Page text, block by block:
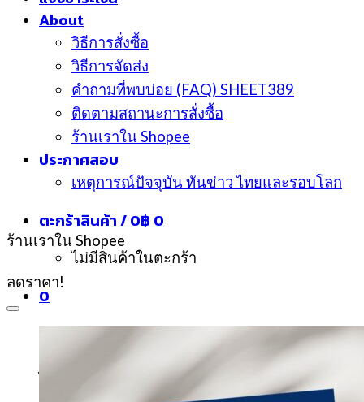
About
วิธีการสั่งซื้อ
วิธีการจัดส่ง
คำถามที่พบบ่อย (FAQ) SHEET389
ติดตามสถานะการสั่งซื้อ
ร้านเราใน Shopee
ประกาศสอบ
เหตุการณ์ปัจจุบัน ทันข่าว ไทยและรอบโลก
ตะกร้าสินค้า /0฿ 0
ไม่มีสินค้าในตะกร้า
0
ตะกร้าสินค้า
ไม่มีสินค้าในตะกร้า
ร้านเราใน Shopee
ลดราคา!